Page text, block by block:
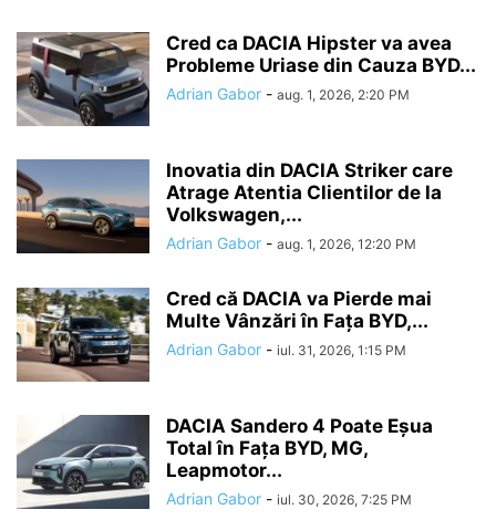
Cred ca DACIA Hipster va avea
Probleme Uriase din Cauza BYD...
Adrian Gabor - aug. 1, 2026, 2:20 PM
Inovatia din DACIA Striker care
Atrage Atentia Clientilor de la
Volkswagen,...
Adrian Gabor - aug. 1, 2026, 12:20 PM
Cred că DACIA va Pierde mai
Multe Vânzări în Fața BYD,...
Adrian Gabor - iul. 31, 2026, 1:15 PM
DACIA Sandero 4 Poate Eșua
Total în Fața BYD, MG,
Leapmotor...
Adrian Gabor - iul. 30, 2026, 7:25 PM